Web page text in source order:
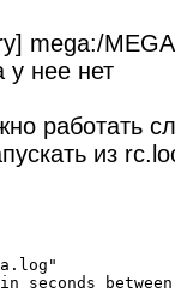
mega:/
у нее нет
работать
из
seconds